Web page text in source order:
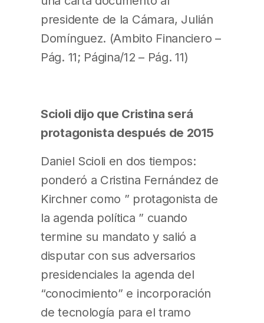
presidente de la Cámara, Julián
Domínguez. (Ambito Financiero –
Pág. 11; Página/12 – Pág. 11)
Scioli dijo que Cristina será
protagonista después de 2015
Daniel Scioli en dos tiempos:
ponderó a Cristina Fernández de
Kirchner como ” protagonista de
la agenda política ” cuando
termine su mandato y salió a
disputar con sus adversarios
presidenciales la agenda del
“conocimiento” e incorporación
de tecnología para el tramo